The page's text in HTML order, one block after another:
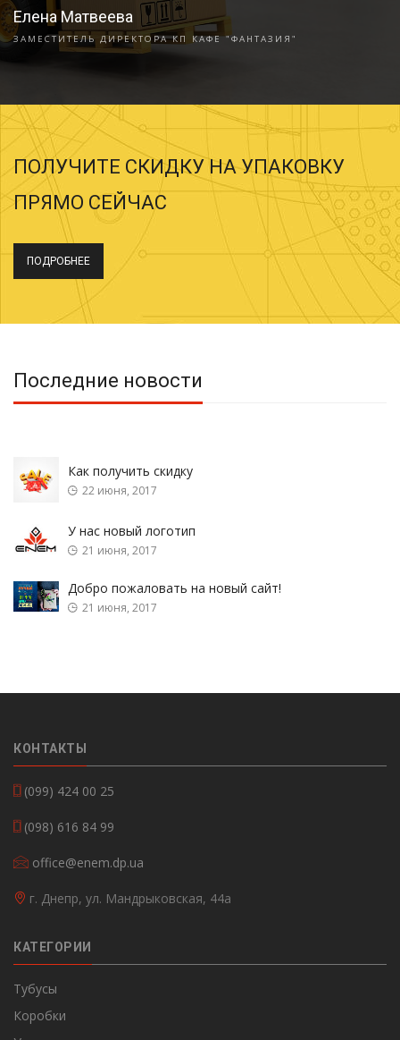
Елена Матвеева
ЗАМЕСТИТЕЛЬ ДИРЕКТОРА КП КАФЕ "ФАНТАЗИЯ"
ПОЛУЧИТЕ СКИДКУ НА УПАКОВКУ
ПРЯМО СЕЙЧАС
ПОДРОБНЕЕ
Последние новости
Как получить скидку
22 июня, 2017
У нас новый логотип
21 июня, 2017
Добро пожаловать на новый сайт!
21 июня, 2017
КОНТАКТЫ
(099) 424 00 25
(098) 616 84 99
office@enem.dp.ua
г. Днепр, ул. Мандрыковская, 44а
КАТЕГОРИИ
Тубусы
Коробки